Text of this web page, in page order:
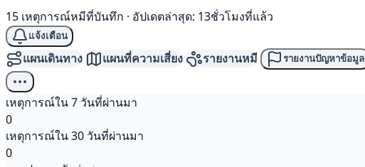
15 เหตุการณ์หมีที่บันทึก · อัปเดตล่าสุด: 13ชั่วโมงที่แล้ว
แจ้งเตือน
แผนเดินทาง แผนที่ความเสี่ยง รายงานหมี รายงานปัญหาข้อมูล
เหตุการณ์ใน 7 วันที่ผ่านมา
0
เหตุการณ์ใน 30 วันที่ผ่านมา
0